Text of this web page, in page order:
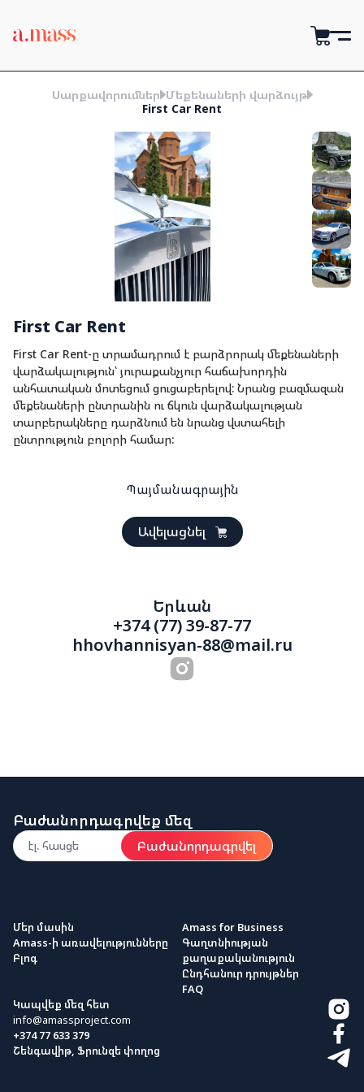
Սարքավորումներ Մեքենաների վարձույթ
First Car Rent
First Car Rent
First Car Rent-ը տրամադրում է բարձրորակ մեքենաների
վարձակալություն՝ յուրաքանչյուր հաճախորդին
անհատական մոտեցում ցուցաբերելով: Նրանց բազմազան
մեքենաների ընտրանին ու ճկուն վարձակալության
տարբերակները դարձնում են նրանց վստահելի
ընտրություն բոլորի համար:
Պայմանագրային
Ավելացնել
Երևան
+374 (77) 39-87-77
hhovhannisyan-88@mail.ru
Բաժանորդագրվեք մեզ
Բաժանորդագրվել
Մեր մասին
Amass-ի առավելությունները
Բլոգ
Amass for Business
Գաղտնիության
քաղաքականություն
Ընդհանուր դրույթներ
FAQ
Կապվեք մեզ հետ
info@amassproject.com
+374 77 633 379
Շենգավիթ, Ֆրունզե փողոց